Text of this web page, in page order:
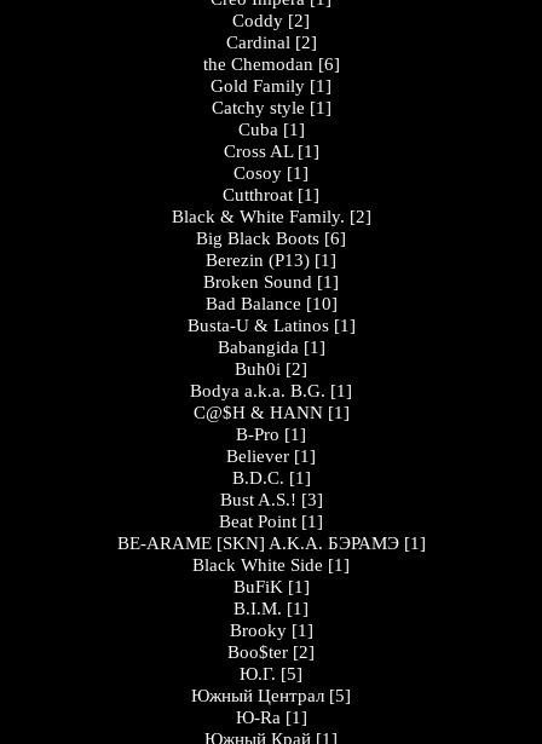
Coddy [2]
Cardinal [2]
the Chemodan [6]
Gold Family [1]
Catchy style [1]
Cuba [1]
Cross AL [1]
Cosoy [1]
Cutthroat [1]
Black & White Family. [2]
Big Black Boots [6]
Berezin (P13) [1]
Broken Sound [1]
Bad Balance [10]
Busta-U & Latinos [1]
Babangida [1]
Buh0i [2]
Bodya a.k.a. B.G. [1]
C@$H & HANN [1]
B-Pro [1]
Believer [1]
B.D.C. [1]
Bust A.S.! [3]
Beat Point [1]
BE-ARAME [SKN] A.K.A. БЭРАМЭ [1]
Black White Side [1]
BuFiK [1]
B.I.M. [1]
Brooky [1]
Boo$ter [2]
Ю.Г. [5]
Южный Централ [5]
Ю-Ra [1]
Южный Край [1]